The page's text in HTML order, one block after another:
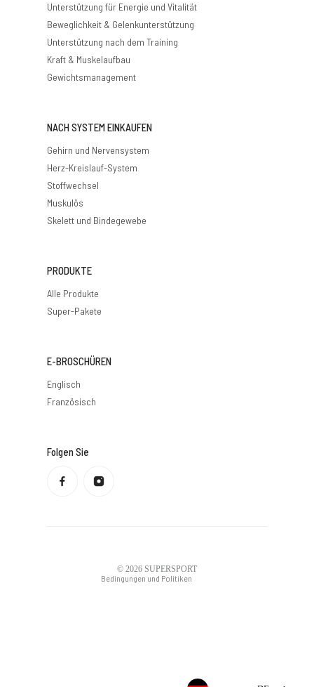
Unterstützung für Energie und Vitalität
Beweglichkeit & Gelenkunterstützung
Unterstützung nach dem Training
Kraft & Muskelaufbau
Gewichtsmanagement
NACH SYSTEM EINKAUFEN
Gehirn und Nervensystem
Herz-Kreislauf-System
Stoffwechsel
Muskulös
Skelett und Bindegewebe
PRODUKTE
Alle Produkte
Super-Pakete
E-BROSCHÜREN
Englisch
Französisch
Folgen Sie
© 2026 SUPERSPORT
Bedingungen und Politiken
Datenschutzbestimmungen
Rückerstattungsrichtlinie